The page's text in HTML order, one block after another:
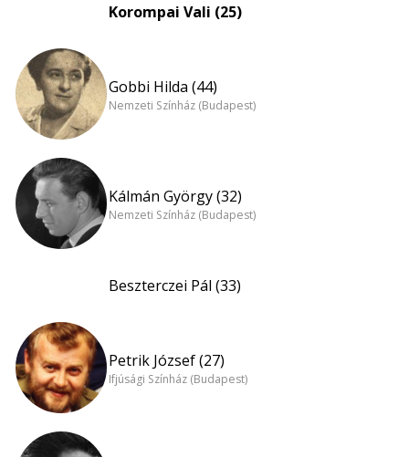
Korompai Vali (25)
Gobbi Hilda (44)
Nemzeti Színház (Budapest)
Kálmán György (32)
Nemzeti Színház (Budapest)
Beszterczei Pál (33)
Petrik József (27)
Ifjúsági Színház (Budapest)